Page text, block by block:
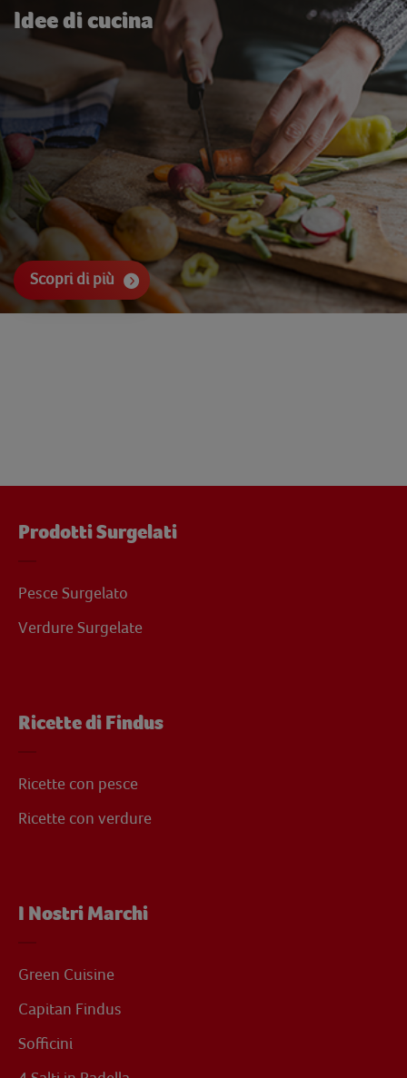
Idee di cucina
Scopri di più
Prodotti Surgelati
Pesce Surgelato
Verdure Surgelate
Ricette di Findus
Ricette con pesce
Ricette con verdure
I Nostri Marchi
Green Cuisine
Capitan Findus
Sofficini